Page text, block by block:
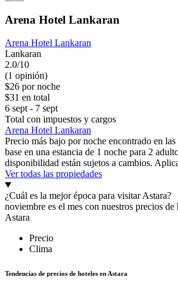
Arena Hotel Lankaran
Arena Hotel Lankaran
Lankaran
2.0/10
(1 opinión)
$26 por noche
$31 en total
6 sept - 7 sept
Total con impuestos y cargos
Arena Hotel Lankaran
Precio más bajo por noche encontrado en
base en una estancia de 1 noche para 2
disponibilidad están sujetos a cambios.
Ver todas las propiedades
¿Cuál es la mejor época para visitar Astara?
noviembre es el mes con nuestros precios de
Astara
Precio
Clima
Tendencias de precios de hoteles en Astara